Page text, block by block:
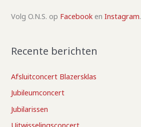
Volg O.N.S. op Facebook enInstagram.
Recente berichten
Afsluitconcert Blazersklas
Jubileumconcert
Jubilarissen